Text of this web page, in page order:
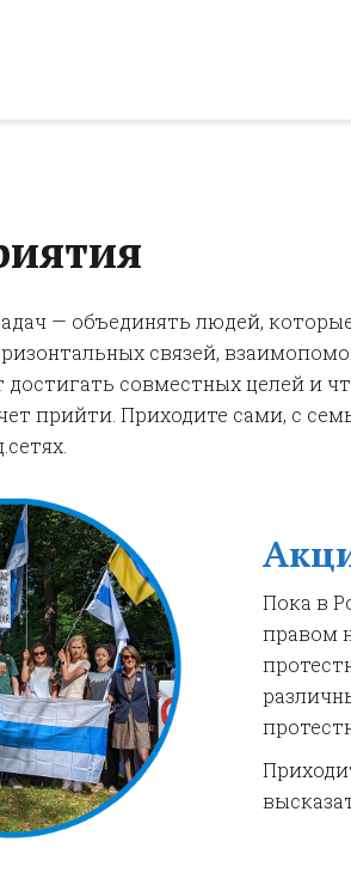
— объединять людей,
связей,
достигать совместных целей и
прийти. Приходите сами, с
Пока в
правом